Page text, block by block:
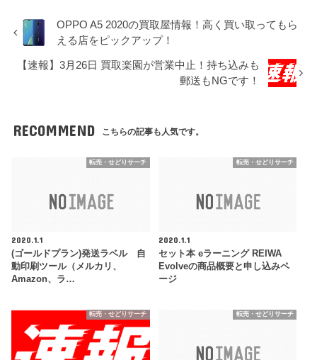
OPPO A5 2020の買取屋情報！高く買い取ってもら
える店をピックアップ！
【速報】3月26日 買取楽園が営業中止！持ち込みも
郵送もNGです！
RECOMMEND こちらの記事も人気です。
転売・せどりサーチ
2020.1.1
(ゴールドプラン)発送ラベル 自
動印刷ツール（メルカリ、
Amazon、ラ…
転売・せどりサーチ
2020.1.1
セット本 eラーニング REIWA
Evolveの商品概要と申し込みペ
ージ
転売・せどりサーチ 転売・せどりサーチ